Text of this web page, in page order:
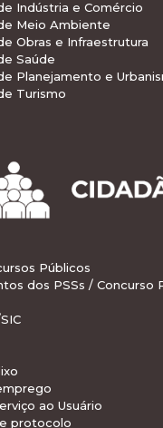
Indústria e Comércio
Meio Ambiente
Obras e Infraestrutura
Saúde
Planejamento e
Turismo
Públicos
dos PSSs / Concurso
ao Usuário
protocolo